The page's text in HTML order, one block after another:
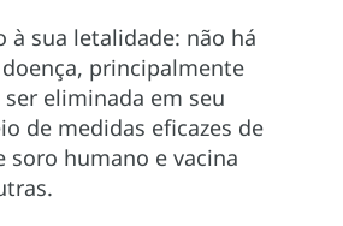
à sua letalidade: não há
principalmente
eliminada em seu
de medidas eficazes de
soro humano e vacina